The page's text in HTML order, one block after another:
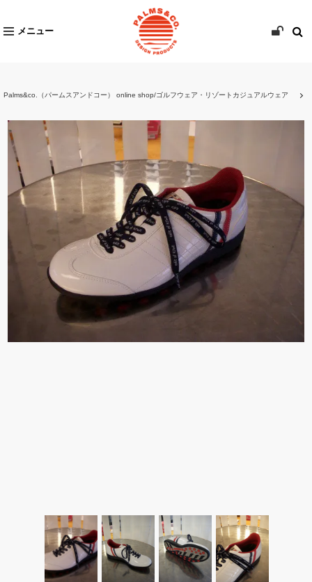
メニュー
Palms&co.（パームスアンドコー） online shop/ゴルフウェア・リゾートカジュアルウェア